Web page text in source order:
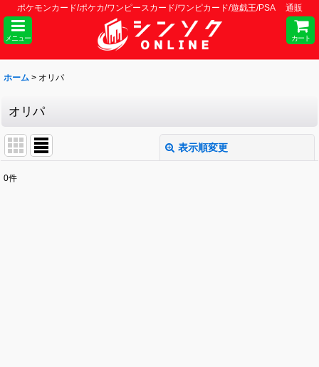
ポケモンカード/ポケカ/ワンピースカード/ワンピカード/遊戯王/PSA 通販
メニュー カート
ホーム > オリパ
オリパ
表示順変更
0件